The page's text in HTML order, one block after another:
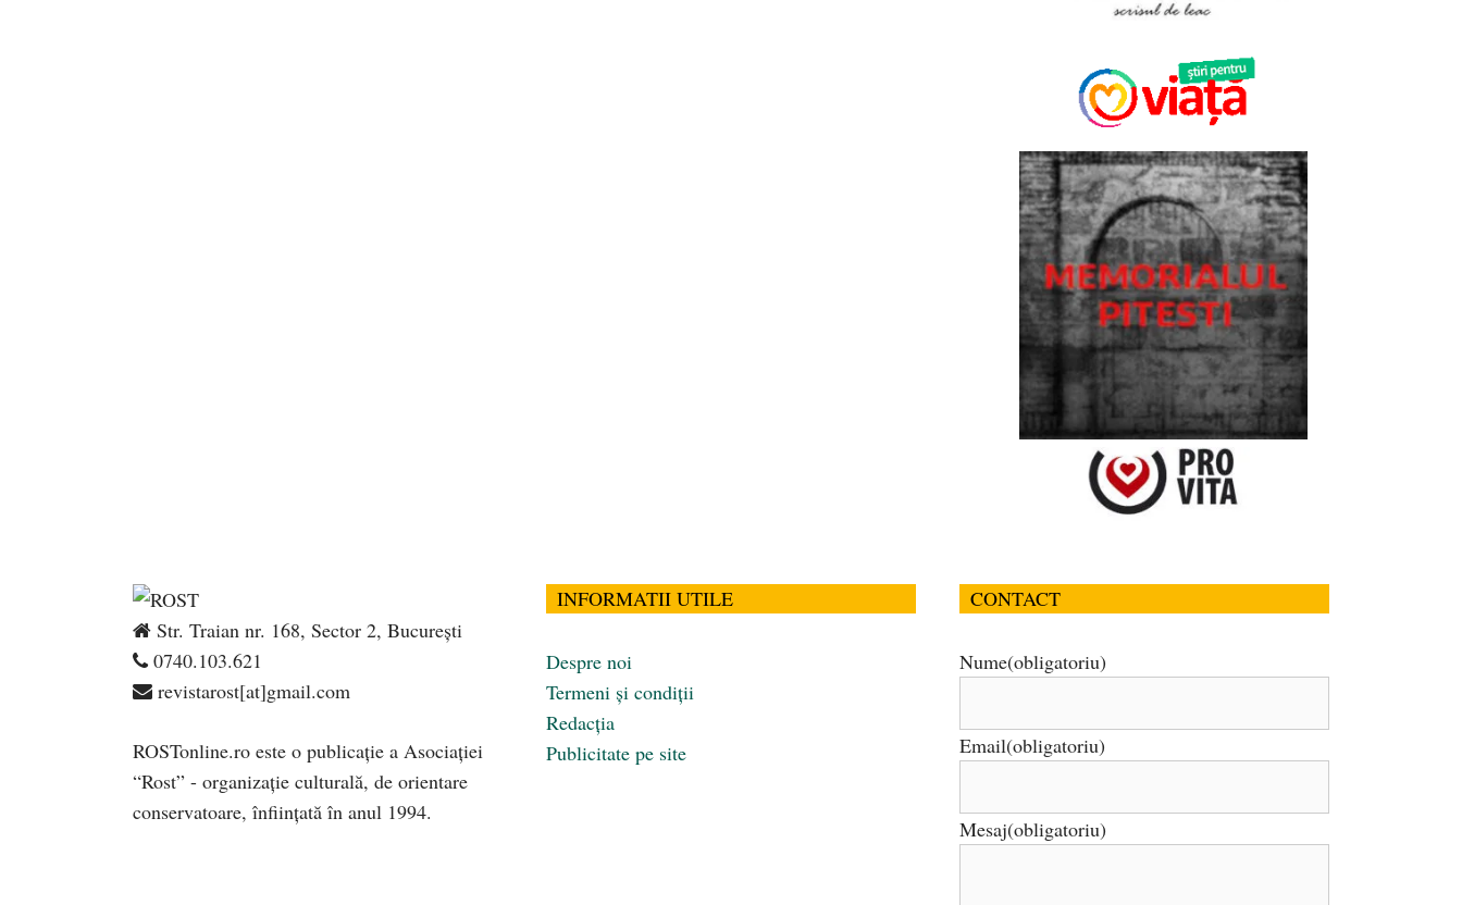
Str. Traian nr. 168, Sector 2, București
0740.103.621
revistarost[at]gmail.com
ROSTonline.ro este o publicaţie a Asociaţiei
“Rost” - organizaţie culturală, de orientare
conservatoare, înfiinţată în anul 1994.
INFORMATII UTILE
Despre noi
Termeni și condiții
Redacția
Publicitate pe site
CONTACT
Nume(obligatoriu)
Email(obligatoriu)
Mesaj(obligatoriu)